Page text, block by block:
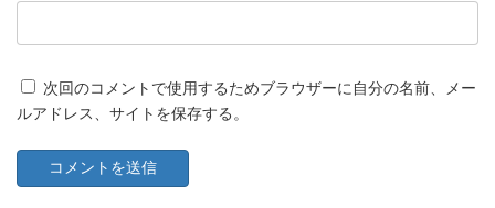
次回のコメントで使用するためブラウザーに自分の名前、メー
ルアドレス、サイトを保存する。